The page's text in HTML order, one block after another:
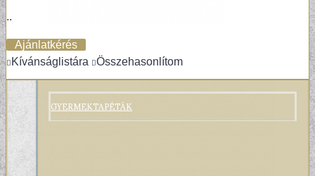
GYERMEKTAPÉTÁK
..
Ajánlatkérés
Kívánságlistára
Összehasonlítom